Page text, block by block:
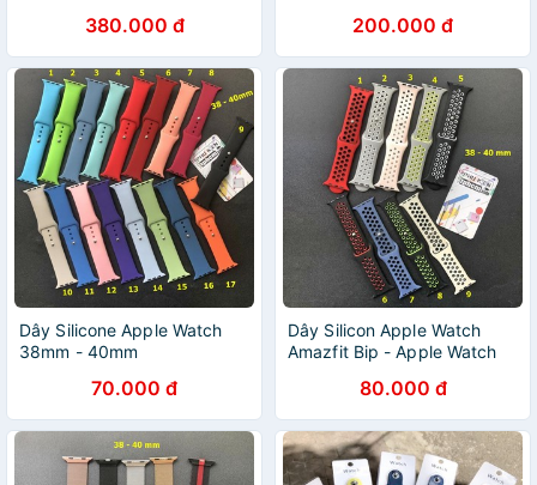
380.000 đ 200.000 đ
Dây Silicone Apple Watch
38mm - 40mm
70.000 đ
Dây Silicon Apple Watch
Amazfit Bip - Apple Watch
80.000 đ